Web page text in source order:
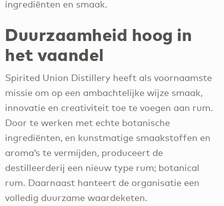
ingrediënten en smaak.
Duurzaamheid hoog in
het vaandel
Spirited Union Distillery heeft als voornaamste
missie om op een ambachtelijke wijze smaak,
innovatie en creativiteit toe te voegen aan rum.
Door te werken met echte botanische
ingrediënten, en kunstmatige smaakstoffen en
aroma’s te vermijden, produceert de
destilleerderij een nieuw type rum; botanical
rum. Daarnaast hanteert de organisatie een
volledig duurzame waardeketen.